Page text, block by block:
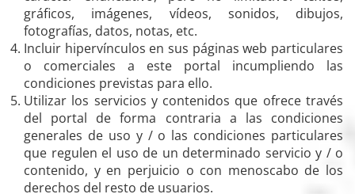
gráficos, imágenes, vídeos, sonidos, dibujos,
fotografías, datos, notas, etc.
Incluir hipervínculos en sus páginas web particulares
o comerciales a este portal incumpliendo las
condiciones previstas para ello.
Utilizar los servicios y contenidos que ofrece través
del portal de forma contraria a las condiciones
generales de uso y / o las condiciones particulares
que regulen el uso de un determinado servicio y / o
contenido, y en perjuicio o con menoscabo de los
derechos del resto de usuarios.